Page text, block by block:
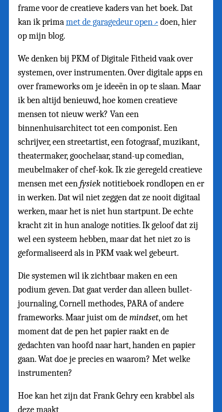
frame voor de creatieve kaders van het boek. Dat
kan ik primamet de garagedeur open
doen, hier
op mijn blog.
We denken bij PKM of Digitale Fitheid vaak over
systemen, over instrumenten. Over digitale apps en
over frameworks om je ideeën in op te slaan. Maar
ik ben altijd benieuwd, hoe komen creatieve
mensen tot nieuw werk? Van een
binnenhuisarchitect tot een componist. Een
schrijver, een streetartist, een fotograaf, muzikant,
theatermaker, goochelaar, stand-up comedian,
meubelmaker of chef-kok. Ik zie geregeld creatieve
mensen met eenfysieknotitieboek rondlopen en er
in werken. Dat wil niet zeggen dat ze nooit digitaal
werken, maar het is niet hun startpunt. De echte
kracht zit in hun analoge notities. Ik geloof dat zij
wel een systeem hebben, maar dat het niet zo is
geformaliseerd als in PKM vaak wel gebeurt.
Die systemen wil ik zichtbaar maken en een
podium geven. Dat gaat verder dan alleen bullet-
journaling, Cornell methodes, PARA of andere
frameworks. Maar juist om demindset, om het
moment dat de pen het papier raakt en de
gedachten van hoofd naar hart, handen en papier
gaan. Wat doe je precies en waarom? Met welke
instrumenten?
Hoe kan het zijn dat Frank Gehry een krabbel als
deze maakt